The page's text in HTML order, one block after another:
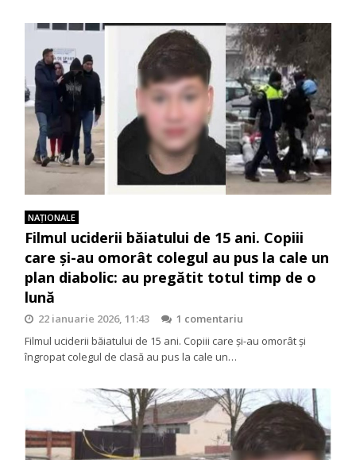
NAŢIONALE
Filmul uciderii băiatului de 15 ani. Copiii
care și-au omorât colegul au pus la cale un
plan diabolic: au pregătit totul timp de o
lună
22 ianuarie 2026, 11:43
1 comentariu
Filmul uciderii băiatului de 15 ani. Copiii care și-au omorât și
îngropat colegul de clasă au pus la cale un…